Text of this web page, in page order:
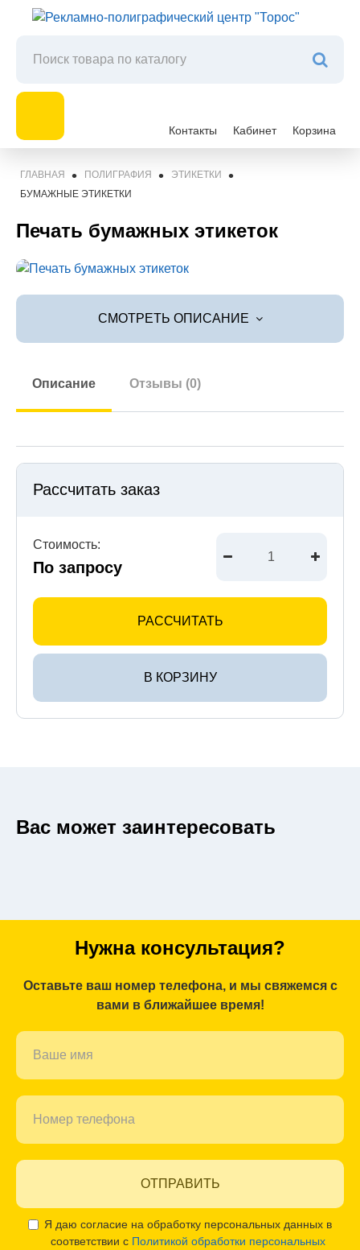
Контакты Кабинет Корзина
ГЛАВНАЯ ПОЛИГРАФИЯ
ЭТИКЕТКИ
БУМАЖНЫЕ ЭТИКЕТКИ
Печать бумажных этикеток
СМОТРЕТЬ ОПИСАНИЕ
Описание Отзывы (0)
Рассчитать заказ
Стоимость:
По запросу
РАССЧИТАТЬ
В КОРЗИНУ
Вас может заинтересовать
Нужна консультация?
Оставьте ваш номер телефона, и мы свяжемся с
вами в ближайшее время!
ОТПРАВИТЬ
Я даю согласие на обработку персональных данных в
соответствии с Политикой обработки персональных